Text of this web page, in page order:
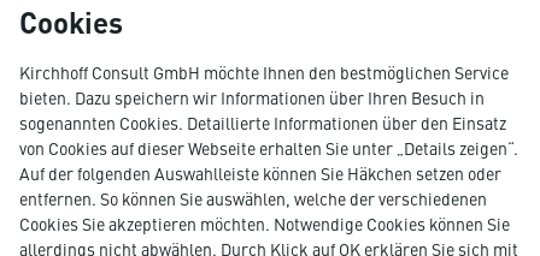
News Übersicht
Cookies
Kirchhoff Consult GmbH möchte Ihnen den bestmöglichen Service
bieten. Dazu speichern wir Informationen über Ihren Besuch in
sogenannten Cookies. Detaillierte Informationen über den Einsatz
von Cookies auf dieser Webseite erhalten Sie unter „Details zeigen“.
Auf der folgenden Auswahlleiste können Sie Häkchen setzen oder
entfernen. So können Sie auswählen, welche der verschiedenen
Cookies Sie akzeptieren möchten. Notwendige Cookies können Sie
allerdings nicht abwählen. Durch Klick auf OK erklären Sie sich mit